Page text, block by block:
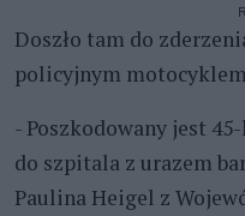
Doszło tam do
policyjnym
- Poszkodowany jest
do szpitala z urazem
Paulina Heigel z